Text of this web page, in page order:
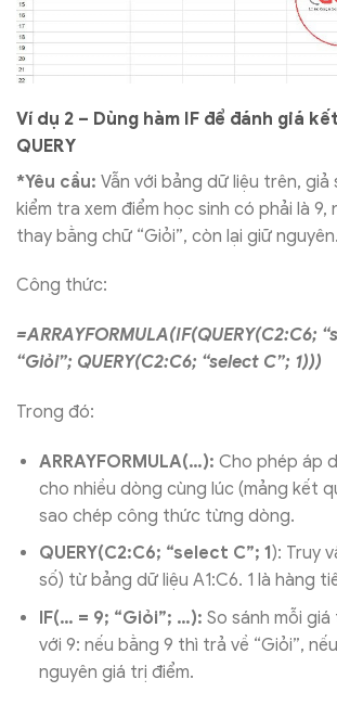
Ví dụ 2 – Dùng hàm IF để đánh giá
QUERY
*Yêu cầu: Vẫn với bảng dữ liệu trên, giả
kiểm tra xem điểm học sinh có phải là 9,
thay bằng chữ “Giỏi”, còn lại giữ nguyên.
Công thức:
=ARRAYFORMULA(IF(QUERY(C2:C6;
“Giỏi”; QUERY(C2:C6; “select C”; 1)))
Trong đó:
ARRAYFORMULA(…): Cho phép áp
cho nhiều dòng cùng lúc (mảng kết
sao chép công thức từng dòng.
QUERY(C2:C6; “select C”; 1): Truy
số) từ bảng dữ liệu A1:C6. 1 là hàng
IF(… = 9; “Giỏi”; …): So sánh mỗi
với 9: nếu bằng 9 thì trả về “Giỏi”,
nguyên giá trị điểm.